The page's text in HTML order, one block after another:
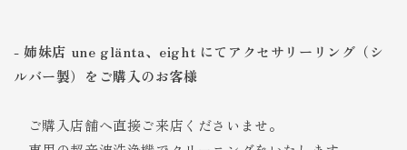
- 姉妹店 une glänta、eight にてアクセサリーリング（シ
ルバー製）をご購入のお客様
ご購入店舗へ直接ご来店くださいませ。